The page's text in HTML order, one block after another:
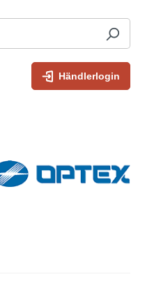
Händlerlogin